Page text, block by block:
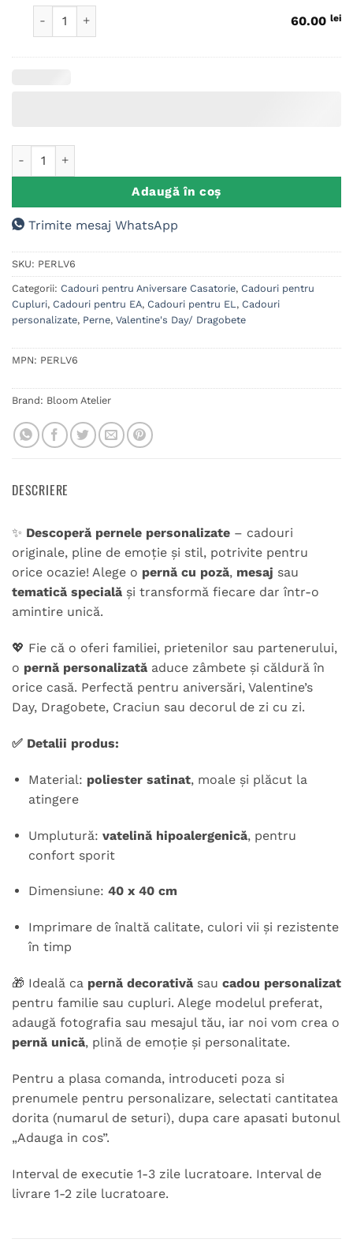
60.00 lei
Adaugă în coș
Trimite mesaj WhatsApp
SKU: PERLV6
Categorii: Cadouri pentru Aniversare Casatorie, Cadouri pentru
Cupluri, Cadouri pentru EA, Cadouri pentru EL , Cadouri
personalizate, Perne, Valentine's Day/ Dragobete
MPN: PERLV6
Brand: Bloom Atelier
DESCRIERE
✨ Descoperă pernele personalizate – cadouri
originale, pline de emoție și stil, potrivite pentru
orice ocazie! Alege o pernă cu poză, mesaj sau
tematică specială și transformă fiecare dar într-o
amintire unică.
💖 Fie că o oferi familiei, prietenilor sau partenerului,
o pernă personalizată aduce zâmbete și căldură în
orice casă. Perfectă pentru aniversări, Valentine’s
Day, Dragobete, Craciun sau decorul de zi cu zi.
✅ Detalii produs:
Material: poliester satinat, moale și plăcut la
atingere
Umplutură: vatelină hipoalergenică, pentru
confort sporit
Dimensiune: 40 x 40 cm
Imprimare de înaltă calitate, culori vii și rezistente
în timp
🎁 Ideală ca pernă decorativă sau cadou personalizat
pentru familie sau cupluri. Alege modelul preferat,
adaugă fotografia sau mesajul tău, iar noi vom crea o
pernă unică, plină de emoție și personalitate.
Pentru a plasa comanda, introduceti poza si
prenumele pentru personalizare, selectati cantitatea
dorita (numarul de seturi), dupa care apasati butonul
„Adauga in cos”.
Interval de executie 1-3 zile lucratoare. Interval de
livrare 1-2 zile lucratoare.